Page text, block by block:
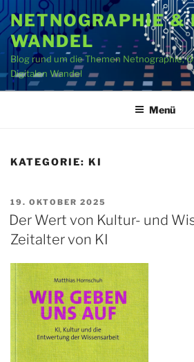
Zum
Inhalt
springen
NETNOGRAPHIE &
WANDEL
Blog rund um die Themen Netnographie,
Digitalen Wandel
Menü
KATEGORIE: KI
VERÖFFENTLICHT
AM
19. OKTOBER 2025
Der Wert von Kultur- und
Zeitalter von KI